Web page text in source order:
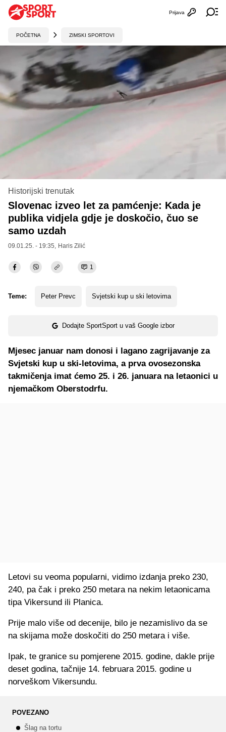
Otvori
Prijava
POČETNA ZIMSKI SPORTOVI
Historijski trenutak
Slovenac izveo let za pamćenje: Kada je
publika vidjela gdje je doskočio, čuo se
samo uzdah
09.01.25. - 19:35, Haris Zilić
1
Teme: Peter Prevc Svjetski kup u ski letovima
Dodajte SportSport u vaš Google izbor
Mjesec januar nam donosi i lagano zagrijavanje za
Svjetski kup u ski-letovima, a prva ovosezonska
takmičenja imat ćemo 25. i 26. januara na letaonici u
njemačkom Oberstodrfu.
Letovi su veoma popularni, vidimo izdanja preko 230,
240, pa čak i preko 250 metara na nekim letaonicama
tipa Vikersund ili Planica.
Prije malo više od decenije, bilo je nezamislivo da se
na skijama može doskočiti do 250 metara i više.
Ipak, te granice su pomjerene 2015. godine, dakle prije
deset godina, tačnije 14. februara 2015. godine u
norveškom Vikersundu.
POVEZANO
Šlag na tortu